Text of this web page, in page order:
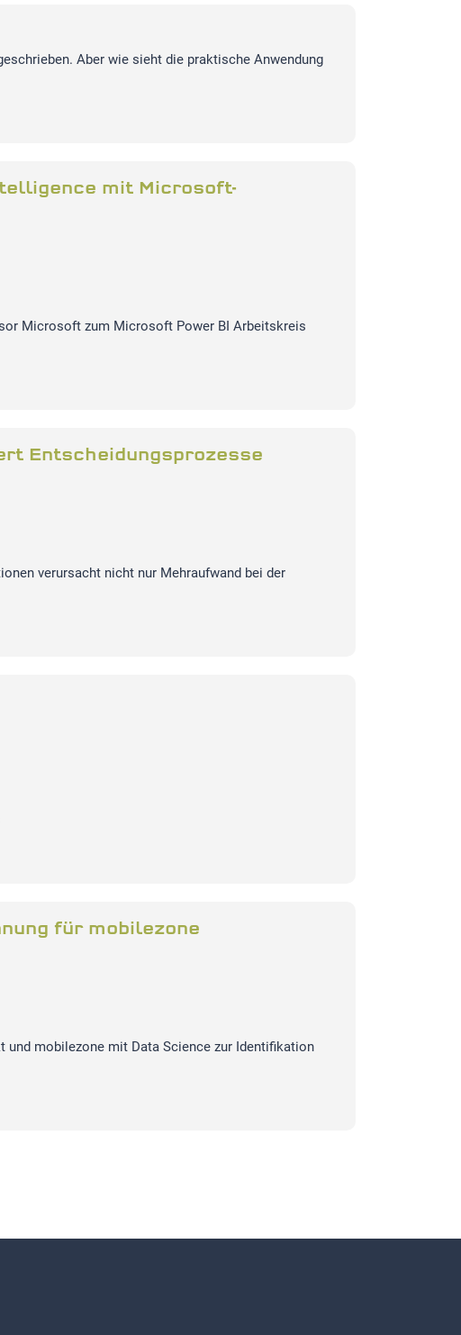
Aber wie sieht die praktische Anwendung
mit Microsoft-
Microsoft zum Microsoft Power BI Arbeitskreis
Entscheidungsprozesse
verursacht nicht nur Mehraufwand bei der
für mobilezone
und mobilezone mit Data Science zur Identifikation